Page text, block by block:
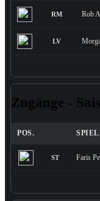
RM Rob
LV
Zugänge -
POS.
ST Faris